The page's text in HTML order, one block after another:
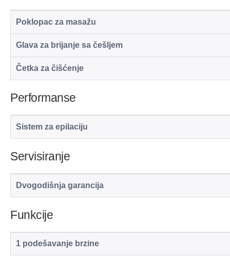
Poklopac za masažu
Glava za brijanje sa češljem
Četka za čišćenje
Performanse
Sistem za epilaciju
Servisiranje
Dvogodišnja garancija
Funkcije
1 podešavanje brzine